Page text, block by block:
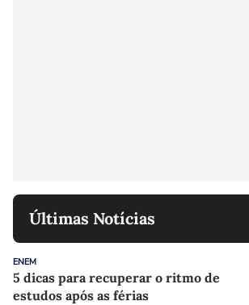
Últimas Notícias
ENEM
5 dicas para recuperar o ritmo de
estudos após as férias